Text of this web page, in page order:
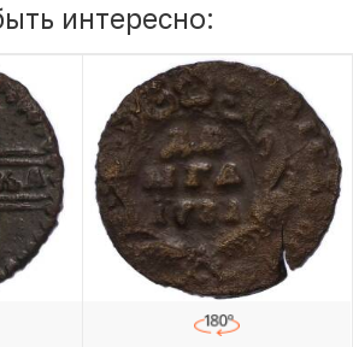
интересно: